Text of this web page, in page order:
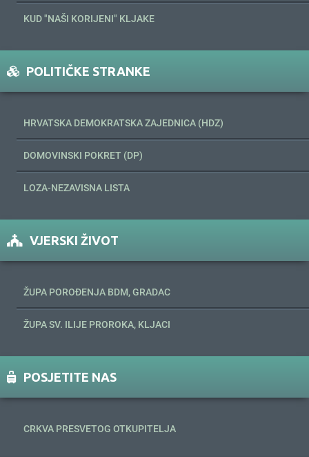
KUD "NAŠI KORIJENI" KLJAKE
POLITIČKE STRANKE
HRVATSKA DEMOKRATSKA ZAJEDNICA (HDZ)
DOMOVINSKI POKRET (DP)
LOZA-NEZAVISNA LISTA
VJERSKI ŽIVOT
ŽUPA POROĐENJA BDM, GRADAC
ŽUPA SV. ILIJE PROROKA, KLJACI
POSJETITE NAS
CRKVA PRESVETOG OTKUPITELJA